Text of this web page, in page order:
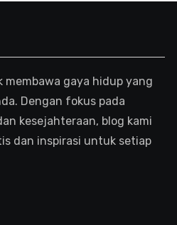
membawa gaya hidup yang
Dengan fokus pada
kesejahteraan, blog kami
dan inspirasi untuk setiap